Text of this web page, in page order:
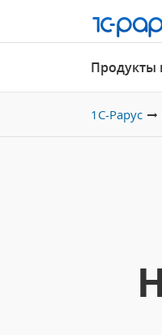
Продукты
1С-Рарус